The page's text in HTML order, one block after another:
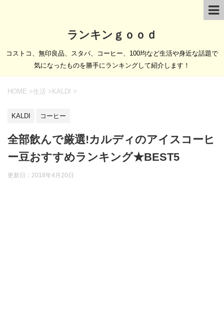
ランキンｇｏｏｄ
コストコ、無印良品、スタバ、コーヒー、100均など生活や身近な話題で
気になったものを勝手にランキングして紹介します！
HOME >生活 > KALDI >
KALDI コーヒー
全部飲んで厳選!カルディのアイスコーヒ
ー豆おすすめランキング★BEST5
更新日： 2018年4月20日